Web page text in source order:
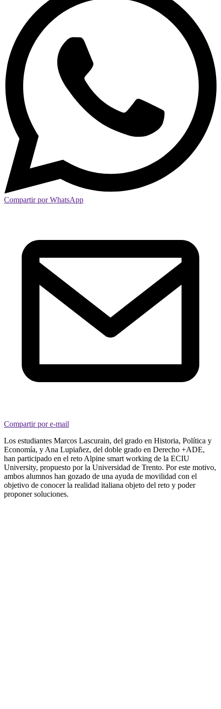
Compartir por WhatsApp
Compartir por e-mail
Los estudiantes Marcos Lascurain, del grado en Historia, Política y
Economía, y Ana Lupiañez, del doble grado en Derecho +ADE,
han participado en el reto Alpine smart working de la ECIU
University, propuesto por la Universidad de Trento. Por este motivo,
ambos alumnos han gozado de una ayuda de movilidad con el
objetivo de conocer la realidad italiana objeto del reto y poder
proponer soluciones.